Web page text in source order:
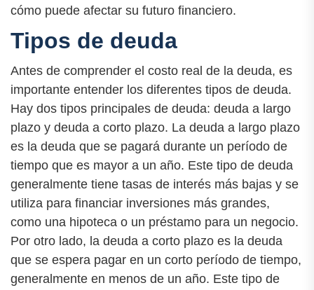
cómo puede afectar su futuro financiero.
Tipos de deuda
Antes de comprender el costo real de la deuda, es
importante entender los diferentes tipos de deuda.
Hay dos tipos principales de deuda: deuda a largo
plazo y deuda a corto plazo. La deuda a largo plazo
es la deuda que se pagará durante un período de
tiempo que es mayor a un año. Este tipo de deuda
generalmente tiene tasas de interés más bajas y se
utiliza para financiar inversiones más grandes,
como una hipoteca o un préstamo para un negocio.
Por otro lado, la deuda a corto plazo es la deuda
que se espera pagar en un corto período de tiempo,
generalmente en menos de un año. Este tipo de